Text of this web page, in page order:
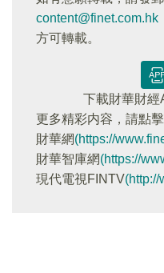
content@finet.com.hk
方可轉載。
下載財華財經
更多精彩内容，請點擊
財華網(https://
財華智庫網(https://
現代電視FINTV(http://